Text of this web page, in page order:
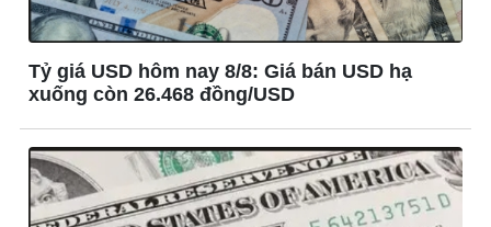
Thế giới
Quan sát
Cuộc sống đó đây
Hồ sơ
Multimedia
Ảnh
Video
E-Magazine
Infographic
Tỷ giá USD hôm nay 8/8: Giá bán USD hạ
xuống còn 26.468 đồng/USD